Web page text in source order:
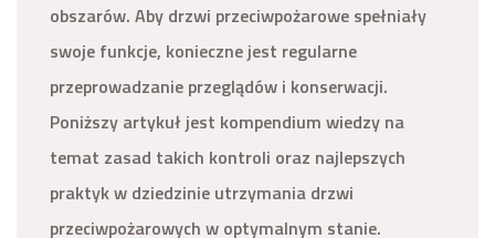
obszarów. Aby drzwi przeciwpożarowe spełniały
swoje funkcje, konieczne jest regularne
przeprowadzanie przeglądów i konserwacji.
Poniższy artykuł jest kompendium wiedzy na
temat zasad takich kontroli oraz najlepszych
praktyk w dziedzinie utrzymania drzwi
przeciwpożarowych w optymalnym stanie.